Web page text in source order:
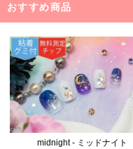
おすすめ商品
midnight - ミッドナイト